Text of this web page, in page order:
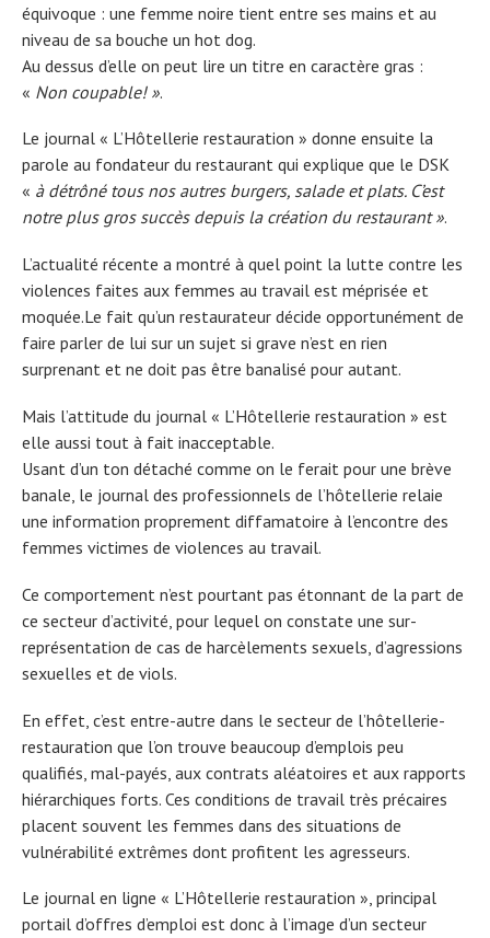
équivoque : une femme noire tient entre ses mains et au
niveau de sa bouche un hot dog.
Au dessus d’elle on peut lire un titre en caractère gras :
« Non coupable! ».
Le journal « L’Hôtellerie restauration » donne ensuite la
parole au fondateur du restaurant qui explique que le DSK
« à détrôné tous nos autres burgers, salade et plats. C’est
notre plus gros succès depuis la création du restaurant ».
L’actualité récente a montré à quel point la lutte contre les
violences faites aux femmes au travail est méprisée et
moquée.Le fait qu’un restaurateur décide opportunément de
faire parler de lui sur un sujet si grave n’est en rien
surprenant et ne doit pas être banalisé pour autant.
Mais l’attitude du journal « L’Hôtellerie restauration » est
elle aussi tout à fait inacceptable.
Usant d’un ton détaché comme on le ferait pour une brève
banale, le journal des professionnels de l’hôtellerie relaie
une information proprement diffamatoire à l’encontre des
femmes victimes de violences au travail.
Ce comportement n’est pourtant pas étonnant de la part de
ce secteur d’activité, pour lequel on constate une sur-
représentation de cas de harcèlements sexuels, d’agressions
sexuelles et de viols.
En effet, c’est entre-autre dans le secteur de l’hôtellerie-
restauration que l’on trouve beaucoup d’emplois peu
qualifiés, mal-payés, aux contrats aléatoires et aux rapports
hiérarchiques forts. Ces conditions de travail très précaires
placent souvent les femmes dans des situations de
vulnérabilité extrêmes dont profitent les agresseurs.
Le journal en ligne « L’Hôtellerie restauration », principal
portail d’offres d’emploi est donc à l’image d’un secteur